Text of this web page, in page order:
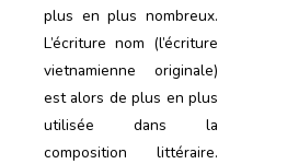
plus en plus nombreux.
L’écriture nom (l’écriture
vietnamienne originale)
est alors de plus en plus
utilisée dans la
composition littéraire.